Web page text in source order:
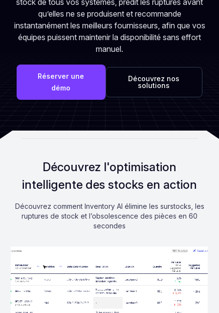
stock de tous vos systèmes, prédit les ruptures avant
qu’elles ne se produisent et recommande
instantanément les meilleurs fournisseurs, afin que vos
équipes puissent maintenir la disponibilité sans effort
manuel.
Réserver une
démo
Découvrez nos
solutions
Découvrez l'optimisation
intelligente des stocks en action
Découvrez comment Inventory AI élimine les surstocks, les
ruptures de stock et l’obsolescence des pièces en 60
secondes